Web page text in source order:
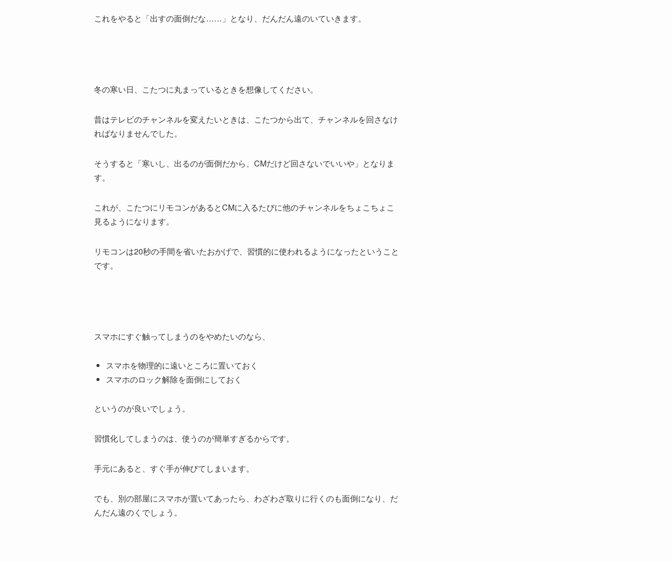
これをやると「出すの面倒だな……」となり、だんだん遠のいていきます。
冬の寒い日、こたつに丸まっているときを想像してください。
昔はテレビのチャンネルを変えたいときは、こたつから出て、チャンネルを回さなけ
ればなりませんでした。
そうすると「寒いし、出るのが面倒だから、CMだけど回さないでいいや」となりま
す。
これが、こたつにリモコンがあるとCMに入るたびに他のチャンネルをちょこちょこ
見るようになります。
リモコンは20秒の手間を省いたおかげで、習慣的に使われるようになったということ
です。
スマホにすぐ触ってしまうのをやめたいのなら、
スマホを物理的に遠いところに置いておく
スマホのロック解除を面倒にしておく
というのが良いでしょう。
習慣化してしまうのは、使うのが簡単すぎるからです。
手元にあると、すぐ手が伸びてしまいます。
でも、別の部屋にスマホが置いてあったら、わざわざ取りに行くのも面倒になり、だ
んだん遠のくでしょう。